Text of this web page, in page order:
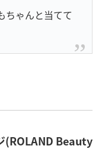
ちゃんと当てて
(ROLAND Beauty